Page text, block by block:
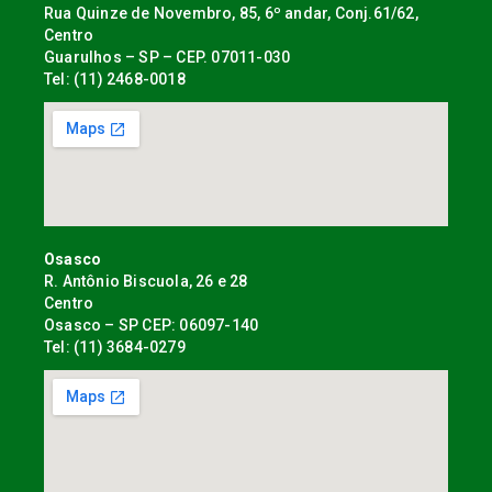
Rua Quinze de Novembro, 85, 6º andar, Conj.61/62,
Centro
Guarulhos – SP – CEP. 07011-030
Tel: (11) 2468-0018
Osasco
R. Antônio Biscuola, 26 e 28
Centro
Osasco – SP CEP: 06097-140
Tel: (11) 3684-0279